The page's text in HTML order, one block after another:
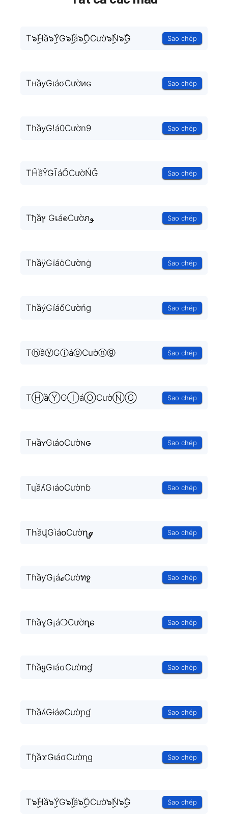
T๖ۣۜHầ๖ۣۜYG๖ۣۜIá๖ۣۜOCườ๖ۣۜN๖ۣۜG Sao chép
TнầуGιáσCườиɢ Sao chép
ThầyG!á0Cườn9 Sao chép
TĤầŶGĨáŐCườŃĞ Sao chép
Sao chép
ThầÿGïáöCườnġ Sao chép
ThầýGíáőCườńg Sao chép
TⓗầⓨGⓘáⓞCườⓝⓖ Sao chép
TⒽầⓎGⒾáⓄCườⓃⒼ Sao chép
TнầʏGιáoCườɴԍ Sao chép
TɥầʎGıáoCườnɓ Sao chép
TհầվGìáօCườղℊ Sao chép
TɦầƴG¡áℴCườทջ Sao chép
TɦầɣG¡á❍Cườղɕ Sao chép
TɦầყGıáσCườռɠ Sao chép
TħầʎGɨáøCườɲɠ Sao chép
TɧầɤGɩáσCườɳɡ Sao chép
T๖ۣۜHầ๖ۣۜYG๖ۣۜIá๖ۣۜOCườ๖ۣۜN๖ۣۜG Sao chép